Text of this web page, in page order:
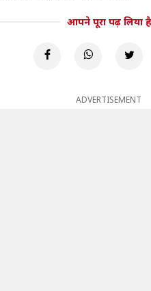
आपने पूरा पढ़ लिया है
ADVERTISEMENT